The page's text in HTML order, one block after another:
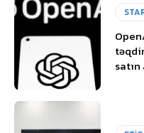
satın